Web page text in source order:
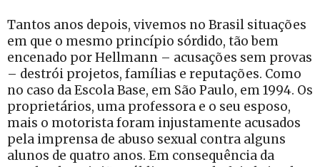
Tantos anos depois, vivemos no Brasil situações
em que o mesmo princípio sórdido, tão bem
encenado por Hellmann – acusações sem provas
– destrói projetos, famílias e reputações. Como
no caso da Escola Base, em São Paulo, em 1994. Os
proprietários, uma professora e o seu esposo,
mais o motorista foram injustamente acusados
pela imprensa de abuso sexual contra alguns
alunos de quatro anos. Em consequência da